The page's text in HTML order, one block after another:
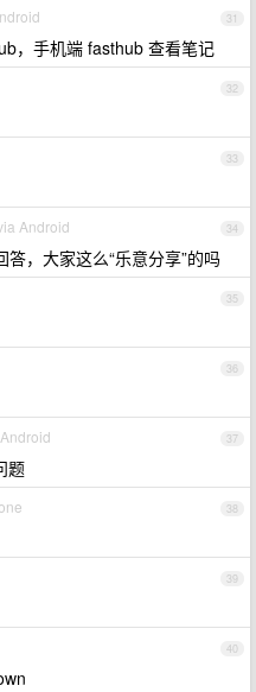
31
，手机端 fasthub 查看笔记
32
33
34
Android
，大家这么“乐意分享”的吗
35
36
37
题
38
39
40